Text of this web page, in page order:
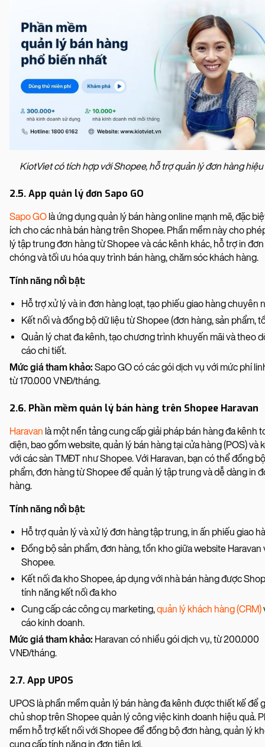
KiotViet có tích hợp với Shopee, hỗ trợ quản lý đơn hàng
2.5. App quản lý đơn Sapo GO
Sapo GO là ứng dụng quản lý bán hàng online mạnh mẽ, đặc
ích cho các nhà bán hàng trên Shopee. Phần mềm này cho
lý tập trung đơn hàng từ Shopee và các kênh khác, hỗ trợ in
chóng và tối ưu hóa quy trình bán hàng, chăm sóc khách hàng.
Tính năng nổi bật:
Hỗ trợ xử lý và in đơn hàng loạt, tạo phiếu giao hàng chuyên
Kết nối và đồng bộ dữ liệu từ Shopee (đơn hàng, sản phẩm,
Quản lý chat đa kênh, tạo chương trình khuyến mãi và theo
cáo chi tiết.
Mức giá tham khảo: Sapo GO có các gói dịch vụ với mức phí
từ 170.000 VNĐ/tháng.
2.6. Phần mềm quản lý bán hàng trên Shopee Haravan
Haravan là một nền tảng cung cấp giải pháp bán hàng đa kênh
diện, bao gồm website, quản lý bán hàng tại cửa hàng (POS) và
với các sàn TMĐT như Shopee. Với Haravan, bạn có thể đồng
phẩm, đơn hàng từ Shopee để quản lý tập trung và dễ dàng in
hàng.
Tính năng nổi bật:
Hỗ trợ quản lý và xử lý đơn hàng tập trung, in ấn phiếu giao
Đồng bộ sản phẩm, đơn hàng, tồn kho giữa website Haravan
Shopee.
Kết nối đa kho Shopee, áp dụng với nhà bán hàng được
tính năng kết nối đa kho
Cung cấp các công cụ marketing,quản lý khách hàng (CRM)
cáo kinh doanh.
Mức giá tham khảo: Haravan có nhiều gói dịch vụ, từ 200.000
VNĐ/tháng.
2.7. App UPOS
UPOS là phần mềm quản lý bán hàng đa kênh được thiết kế để
chủ shop trên Shopee quản lý công việc kinh doanh hiệu quả.
mềm hỗ trợ kết nối với Shopee để đồng bộ đơn hàng, quản lý
cung cấp tính năng in đơn tiện lợi.